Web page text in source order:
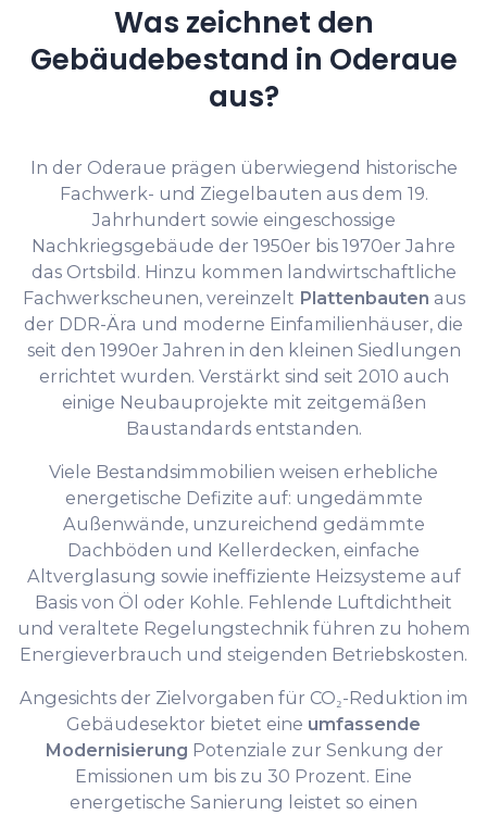
Was zeichnet den
Gebäudebestand in Oderaue
aus?
In der Oderaue prägen überwiegend historische
Fachwerk- und Ziegelbauten aus dem 19.
Jahrhundert sowie eingeschossige
Nachkriegsgebäude der 1950er bis 1970er Jahre
das Ortsbild. Hinzu kommen landwirtschaftliche
Fachwerkscheunen, vereinzelt Plattenbauten aus
der DDR-Ära und moderne Einfamilienhäuser, die
seit den 1990er Jahren in den kleinen Siedlungen
errichtet wurden. Verstärkt sind seit 2010 auch
einige Neubauprojekte mit zeitgemäßen
Baustandards entstanden.
Viele Bestandsimmobilien weisen erhebliche
energetische Defizite auf: ungedämmte
Außenwände, unzureichend gedämmte
Dachböden und Kellerdecken, einfache
Altverglasung sowie ineffiziente Heizsysteme auf
Basis von Öl oder Kohle. Fehlende Luftdichtheit
und veraltete Regelungstechnik führen zu hohem
Energieverbrauch und steigenden Betriebskosten.
Angesichts der Zielvorgaben für CO₂-Reduktion im
Gebäudesektor bietet eine umfassende
Modernisierung Potenziale zur Senkung der
Emissionen um bis zu 30 Prozent. Eine
energetische Sanierung leistet so einen